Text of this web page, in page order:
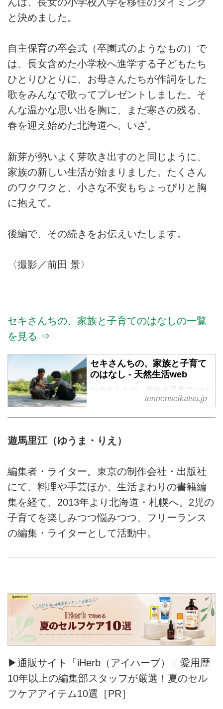
と決めました。
自主保育の卒会式（卒園式のようなもの）で
は、長女含めた小学校へ進学する子どもたち
ひとりひとりに、お母さんたちが作詞をした
歌をみんなで歌ってプレゼントしました。そ
んな温かな思い出を胸に、まだ寒さの残る、
春を迎え始めた北海道へ、いざ。
新芽が勢いよく芽吹き出すのと同じように、
家族の新しい生活が始まりました。たくさん
のワクワクと、小さな不安もちょっぴりと胸
に抱えて。
後編で、その続きをお伝えいたします。
〈撮影／前田 景〉
セキさんちの、家族と子育てのはなしの一覧
を見る ⇒
セキさんちの、家族と子育て
のはなし - 天然生活web
セキさんちの、家族と子育てのは
なし の記事一覧tennenseikatsu.jp
遊馬里江（ゆうま・りえ）
編集者・ライター。東京の制作会社・出版社
にて、料理や手芸ほか、生活まわりの書籍編
集を経て、2013年より北海道・札幌へ。2児の
子育てを楽しみつつ悩みつつ、フリーランス
の編集・ライターとして活動中。
▶通販サイト「iHerb（アイハーブ）」愛用歴
10年以上の編集部スタッフが厳選！夏のセル
フケアアイテム10選［PR］